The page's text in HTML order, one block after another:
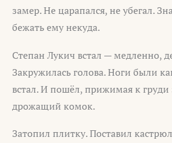
замер. Не царапался, не убегал.
бежать ему некуда.
Степан Лукич встал — медленно,
Закружилась голова. Ноги были
встал. И пошёл, прижимая к
дрожащий комок.
Затопил плитку. Поставил